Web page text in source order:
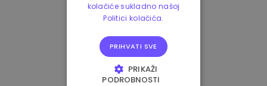
kolačiće sukladno našoj
Politici kolačića.
PRIHVATI SVE
PRIKAŽI
PODROBNOSTI